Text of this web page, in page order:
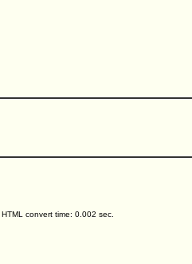
convert time: 0.002 sec.